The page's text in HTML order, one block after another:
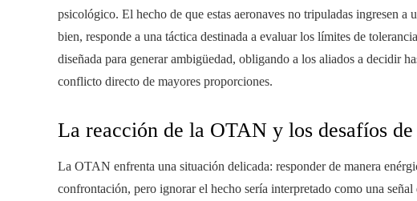
psicológico. El hecho de que estas aeronaves no tripuladas ingresen
bien, responde a una táctica destinada a evaluar los límites de
diseñada para generar ambigüedad, obligando a los aliados a decidir
conflicto directo de mayores proporciones.
La reacción de la OTAN y los desafíos
La OTAN enfrenta una situación delicada: responder de manera
confrontación, pero ignorar el hecho sería interpretado como una